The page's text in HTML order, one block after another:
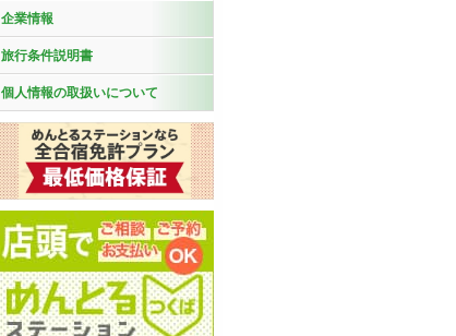
企業情報
旅行条件説明書
個人情報の取扱いについて